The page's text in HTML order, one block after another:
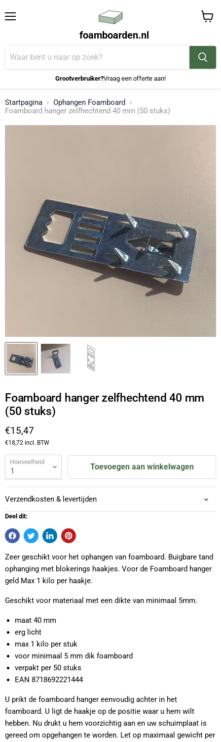
foamboarden.nl
Grootverbruiker?Vraag een offerte aan!
Startpagina
Ophangen Foamboard
Foamboard hanger zelfhechtend 40 mm (50 stuks)
Foamboard hanger zelfhechtend 40 mm
(50 stuks)
Huidige prijs
€15,47
€18,72 incl. BTW
Hoeveelheid Toevoegen aan winkelwagen
Verzendkosten & levertijden
Deel dit:
Zeer geschikt voor het ophangen van foamboard. Buigbare tand
ophanging met blokerings haakjes. Voor de Foamboard hanger
geld Max 1 kilo per haakje.
Geschikt voor materiaal met een dikte van minimaal 5mm.
maat 40 mm
erg licht
max 1 kilo per stuk
voor minimaal 5 mm dik foamboard
verpakt per 50 stuks
EAN 8718692221444
U prikt de foamboard hanger eenvoudig achter in het
foamboard. U ligt de haakje op de positie waar u hem wilt
hebben. Nu drukt u hem voorzichtig aan en uw schuimplaat is
gereed om opgehangen te worden. Let op maximaal gewicht per